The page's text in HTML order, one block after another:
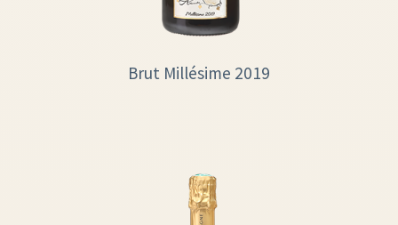
Brut Millésime 2019